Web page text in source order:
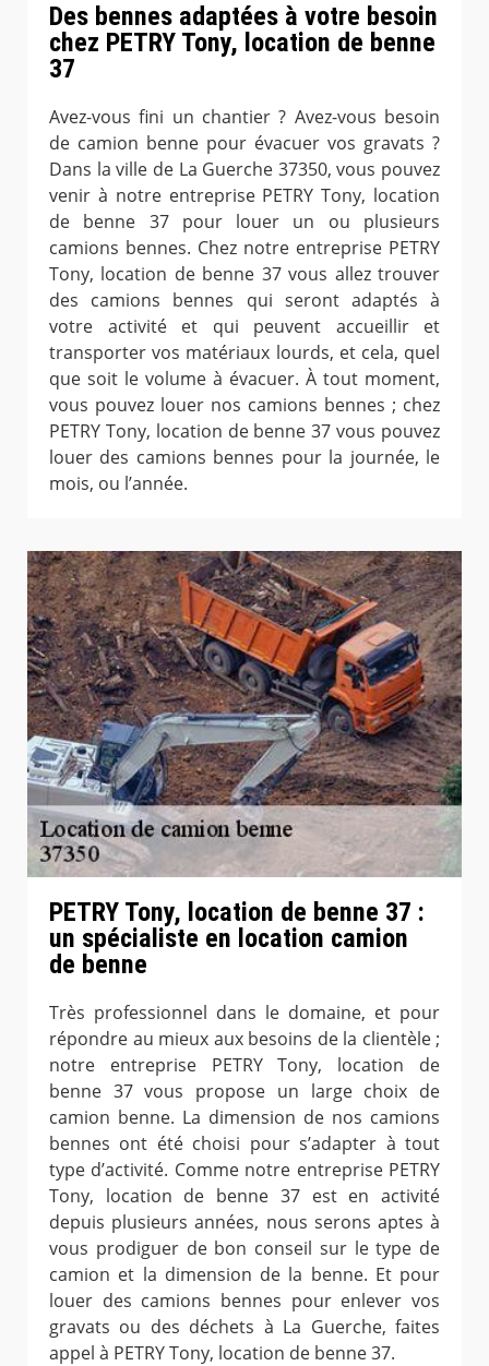
Des bennes adaptées à votre besoin
chez PETRY Tony, location de benne
37
Avez-vous fini un chantier ? Avez-vous besoin
de camion benne pour évacuer vos gravats ?
Dans la ville de La Guerche 37350, vous pouvez
venir à notre entreprise PETRY Tony, location
de benne 37 pour louer un ou plusieurs
camions bennes. Chez notre entreprise PETRY
Tony, location de benne 37 vous allez trouver
des camions bennes qui seront adaptés à
votre activité et qui peuvent accueillir et
transporter vos matériaux lourds, et cela, quel
que soit le volume à évacuer. À tout moment,
vous pouvez louer nos camions bennes ; chez
PETRY Tony, location de benne 37 vous pouvez
louer des camions bennes pour la journée, le
mois, ou l’année.
PETRY Tony, location de benne 37 :
un spécialiste en location camion
de benne
Très professionnel dans le domaine, et pour
répondre au mieux aux besoins de la clientèle ;
notre entreprise PETRY Tony, location de
benne 37 vous propose un large choix de
camion benne. La dimension de nos camions
bennes ont été choisi pour s’adapter à tout
type d’activité. Comme notre entreprise PETRY
Tony, location de benne 37 est en activité
depuis plusieurs années, nous serons aptes à
vous prodiguer de bon conseil sur le type de
camion et la dimension de la benne. Et pour
louer des camions bennes pour enlever vos
gravats ou des déchets à La Guerche, faites
appel à PETRY Tony, location de benne 37.